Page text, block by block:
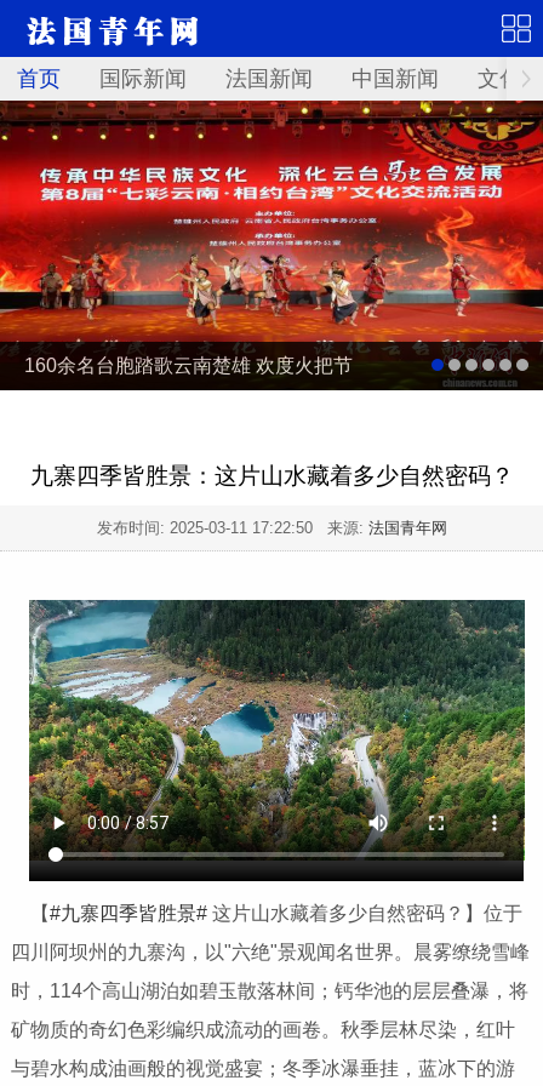
首页 国际新闻 法国新闻 中国新闻 文化
160余名台胞踏歌云南楚雄 欢度火把节
九寨四季皆胜景：这片山水藏着多少自然密码？
发布时间: 2025-03-11 17:22:50来源: 法国青年网
【#九寨四季皆胜景#这片山水藏着多少自然密码？】位于
四川阿坝州的九寨沟，以"六绝"景观闻名世界。晨雾缭绕雪峰
时，114个高山湖泊如碧玉散落林间；钙华池的层层叠瀑，将
矿物质的奇幻色彩编织成流动的画卷。秋季层林尽染，红叶
与碧水构成油画般的视觉盛宴；冬季冰瀑垂挂，蓝冰下的游